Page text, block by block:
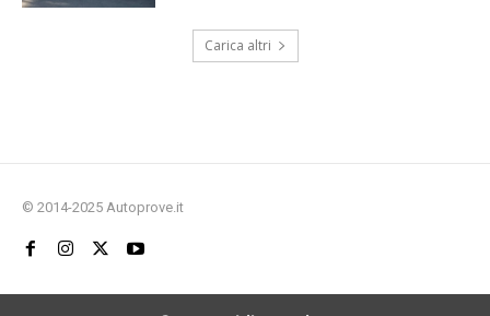
Carica altri
© 2014-2025 Autoprove.it